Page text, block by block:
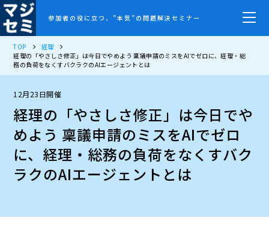
参加者の役に立つ、”本気”の問題解決セミナー
TOP
経理
経理の「やさしさ修正」は今日でやめよう 稟議申請のミスをAIでゼロに、経理・総
務の負荷をなくすバクラクのAIエージェントとは
12月23日開催
経理の「やさしさ修正」は今日でや
めよう 稟議申請のミスをAIでゼロ
に、経理・総務の負荷をなくすバク
ラクのAIエージェントとは